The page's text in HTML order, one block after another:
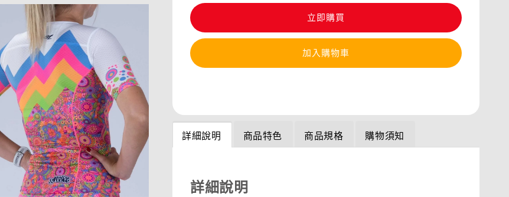
立即購買
加入購物車
詳細說明 商品特色 商品規格 購物須知
詳細說明